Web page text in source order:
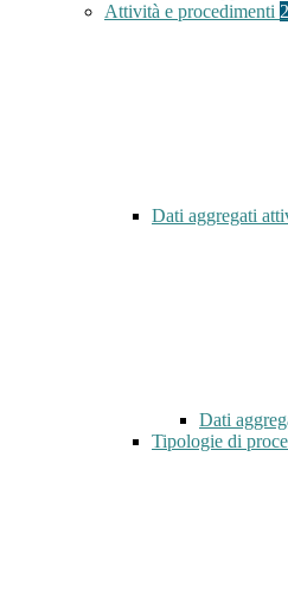
Attività e procedimenti 2
Dati aggregati
Dati
Tipologie di